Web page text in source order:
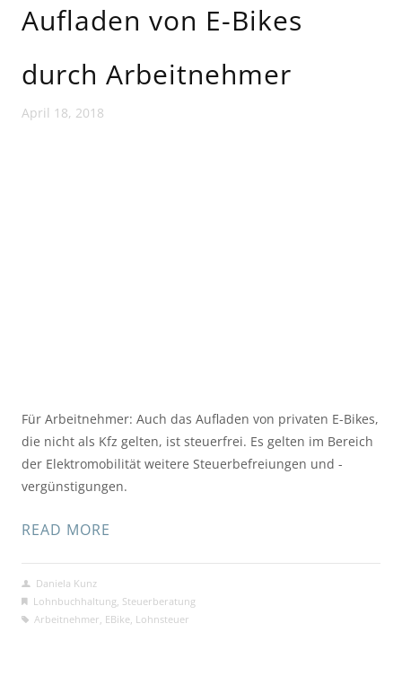
Aufladen von E-Bikes
durch Arbeitnehmer
April 18, 2018
Für Arbeitnehmer: Auch das Aufladen von privaten E-Bikes,
die nicht als Kfz gelten, ist steuerfrei. Es gelten im Bereich
der Elektromobilität weitere Steuerbefreiungen und -
vergünstigungen.
READ MORE
Daniela Kunz
Lohnbuchhaltung Steuerberatung
Arbeitnehmer EBike, Lohnsteuer